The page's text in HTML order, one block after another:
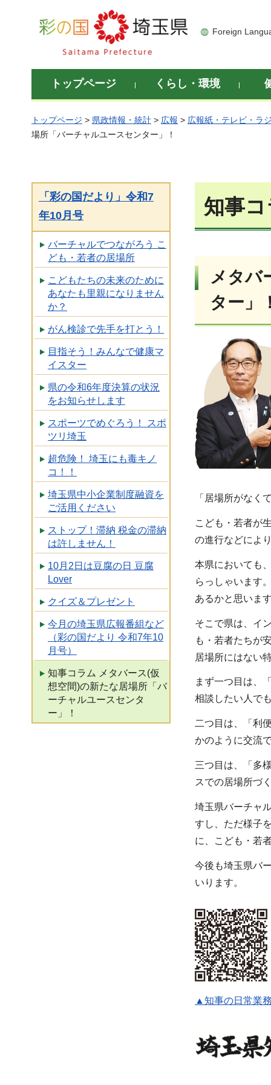
彩の国 埼玉県
Foreign
トップページ くらし・環境
トップページ > 県政情報・統計 > 広報 > 広報紙・テレビ・ラ
場所「バーチャルユースセンター」！
「彩の国だより」令和7
年10月号
バーチャルでつながろう こ
ども・若者の居場所
こどもたちの未来のために
あなたも里親になりません
か？
がん検診で先手を打とう！
目指そう！みんなで健康マ
イスター
県の令和6年度決算の状況
をお知らせします
スポーツでめぐろう！ スポ
ツリ埼玉
超危険！ 埼玉にも毒キノ
コ！！
埼玉県中小企業制度融資を
ご活用ください
ストップ！滞納 税金の滞納
は許しません！
10月2日は豆腐の日 豆腐
Lover
クイズ＆プレゼント
今月の埼玉県広報番組など
（彩の国だより 令和7年10
月号）
知事コラム メタバース(仮
想空間)の新たな居場所「バ
ーチャルユースセンタ
ー」！
知事
メタバ
ター」
「居場所がなく
こども・若者が
の進行などによ
本県においても
らっしゃいます
あるかと思いま
そこで県は、イ
も・若者たちが
居場所にはない
まず一つ目は、
相談したい人で
二つ目は、「利
かのように交流
三つ目は、「多
スでの居場所づ
埼玉県バーチャ
すし、ただ様子
に、こども・若
今後も埼玉県バ
いります。
▲知事の日常業